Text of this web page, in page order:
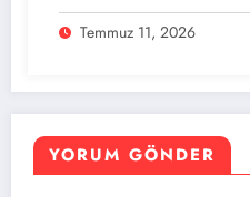
Temmuz 11, 2026
YORUM GÖNDER